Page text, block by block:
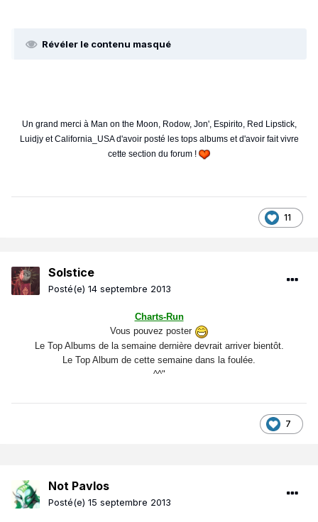
Révéler le contenu masqué
Un grand merci à Man on the Moon, Rodow, Jon', Espirito, Red Lipstick,
Luidjy et California_USA d'avoir posté les tops albums et d'avoir fait vivre
cette section du forum !
11
Solstice
Posté(e) 14 septembre 2013
Charts-Run
Vous pouvez poster
Le Top Albums de la semaine dernière devrait arriver bientôt.
Le Top Album de cette semaine dans la foulée.
^^"
7
Not Pavlos
Posté(e) 15 septembre 2013